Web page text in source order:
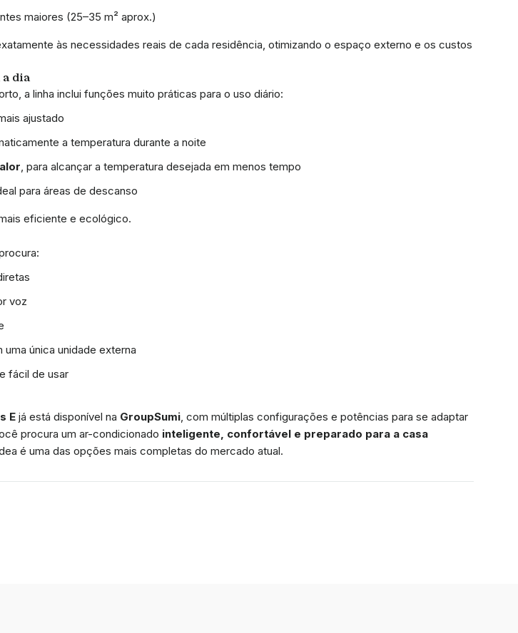
maiores (25–35 m² aprox.)
às necessidades reais de cada residência, otimizando o espaço externo e os custos
a dia
a linha inclui funções muito práticas para o uso diário:
ajustado
a temperatura durante a noite
, para alcançar a temperatura desejada em menos tempo
para áreas de descanso
eficiente e ecológico.
voz
única unidade externa
fácil de usar
Ejá está disponível na GroupSumi, com múltiplas configurações e potências para se adaptar
procura um ar-condicionado inteligente, confortável e preparado para a casa
é uma das opções mais completas do mercado atual.